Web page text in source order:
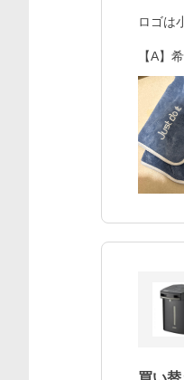
ロゴは
【A】